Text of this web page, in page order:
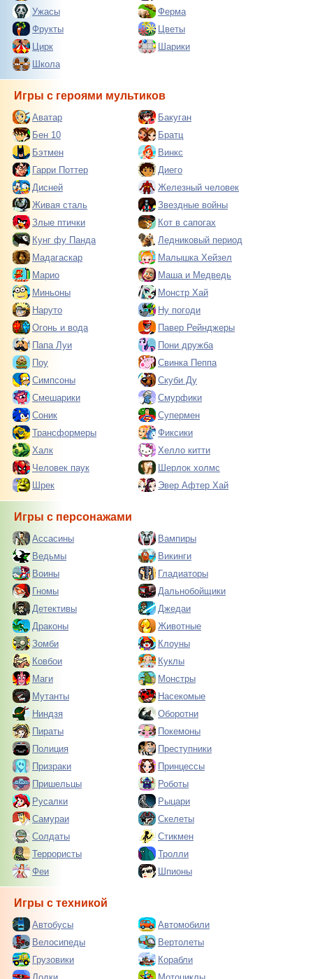
Ужасы
Ферма
Фрукты
Цветы
Цирк
Шарики
Школа
Игры с героями мультиков
Аватар
Бакуган
Бен 10
Братц
Бэтмен
Винкс
Гарри Поттер
Диего
Дисней
Железный человек
Живая сталь
Звездные войны
Злые птички
Кот в сапогах
Кунг фу Панда
Ледниковый период
Мадагаскар
Малышка Хейзел
Марио
Маша и Медведь
Миньоны
Монстр Хай
Наруто
Ну погоди
Огонь и вода
Павер Рейнджеры
Папа Луи
Пони дружба
Поу
Свинка Пеппа
Симпсоны
Скуби Ду
Смешарики
Смурфики
Соник
Супермен
Трансформеры
Фиксики
Халк
Хелло китти
Человек паук
Шерлок холмс
Шрек
Эвер Афтер Хай
Игры с персонажами
Ассасины
Вампиры
Ведьмы
Викинги
Воины
Гладиаторы
Гномы
Дальнобойщики
Детективы
Джедаи
Драконы
Животные
Зомби
Клоуны
Ковбои
Куклы
Маги
Монстры
Мутанты
Насекомые
Ниндзя
Оборотни
Пираты
Покемоны
Полиция
Преступники
Призраки
Принцессы
Пришельцы
Роботы
Русалки
Рыцари
Самураи
Скелеты
Солдаты
Стикмен
Террористы
Тролли
Феи
Шпионы
Игры с техникой
Автобусы
Автомобили
Велосипеды
Вертолеты
Грузовики
Корабли